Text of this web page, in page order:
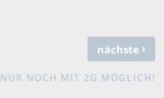
nächste ›
NOCH MIT 2G MÖGLICH!